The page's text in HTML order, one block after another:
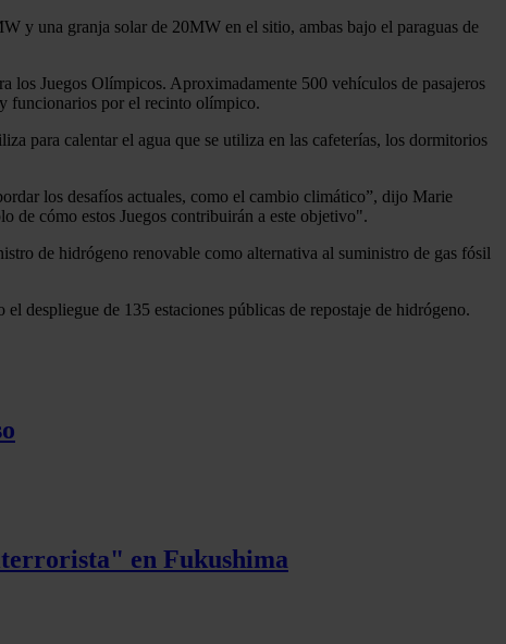
y una granja solar de 20MW en el sitio, ambas bajo el paraguas de
los Juegos Olímpicos. Aproximadamente 500 vehículos de pasajeros
funcionarios por el recinto olímpico.
para calentar el agua que se utiliza en las cafeterías, los dormitorios
los desafíos actuales, como el cambio climático”, dijo Marie
de cómo estos Juegos contribuirán a este objetivo".
de hidrógeno renovable como alternativa al suministro de gas fósil
despliegue de 135 estaciones públicas de repostaje de hidrógeno.
en Fukushima